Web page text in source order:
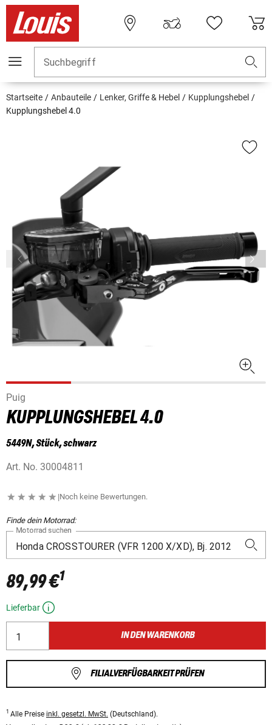
Suchbegriff
Startseite Anbauteile Lenker, Griffe & Hebel
Kupplungshebel
Kupplungshebel 4.0
Puig
KUPPLUNGSHEBEL 4.0
5449N, Stück, schwarz
Art. No. 30004811
|Noch keine Bewertungen.
Finde dein Motorrad:
Motorrad suchen
89,99 €1
Lieferbar
IN DEN WARENKORB
FILIALVERFÜGBARKEIT PRÜFEN
1 Alle Preise inkl. gesetzl. MwSt. (Deutschland).